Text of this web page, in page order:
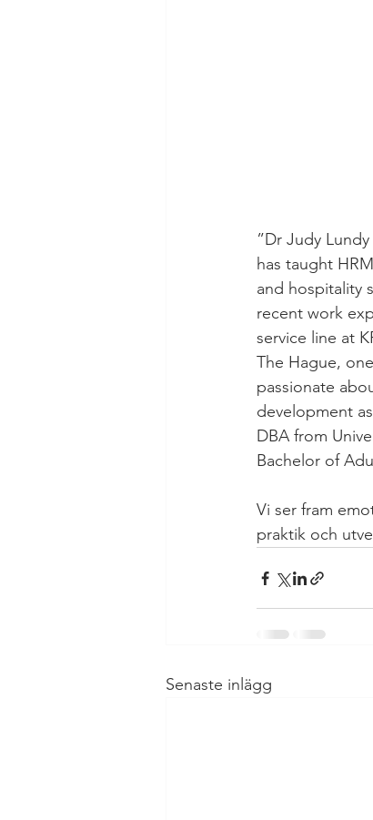
”Dr Judy
has taught
and hospitality
recent work
service line at
The Hague,
passionate
development
DBA from
Bachelor of
Vi ser fram
praktik och
Senaste inlägg